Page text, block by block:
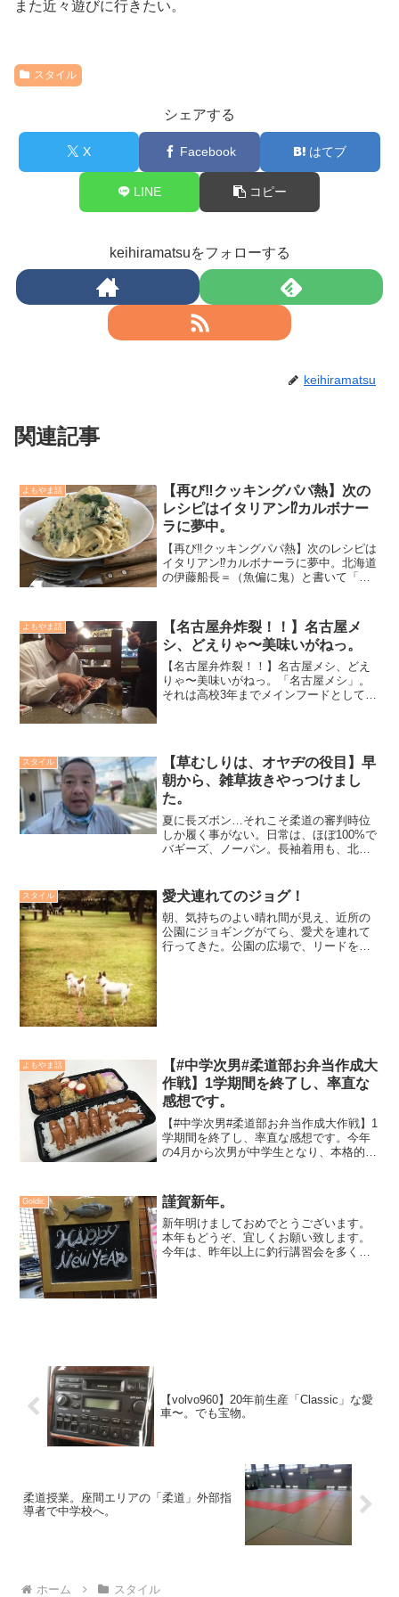
また近々遊びに行きたい。
スタイル
シェアする
X Facebook はてブ
LINE コピー
keihiramatsuをフォローする
keihiramatsu
関連記事
よもやま話
【再び‼️クッキングパパ熱】次の
レシピはイタリアン⁉️カルボナー
ラに夢中。
【再び‼️クッキングパパ熱】次のレシピは
イタリアン⁉️カルボナーラに夢中。北海道
の伊藤船長＝（魚偏に鬼）と書いて「イ
ラの具材で使ってみて」と教えてもら
い、夏に一度カルボ...
よもやま話
【名古屋弁炸裂！！】名古屋メ
シ、どえりゃ〜美味いがねっ。
【名古屋弁炸裂！！】名古屋メシ、どえ
りゃ〜美味いがねっ。「名古屋メシ」。
それは高校3年までメインフードとして私
るが、今回は「名古屋メ...
スタイル
【草むしりは、オヤヂの役目】早
朝から、雑草抜きやっつけまし
た。
夏に長ズボン…それこそ柔道の審判時位
しか履く事がない。日常は、ほぼ100%で
バギーズ、ノーパン。長袖着用も、北海
ードになった時点で汗が額を覆うのだ。
スタイル 愛犬連れてのジョグ！
朝、気持ちのよい晴れ間が見え、近所の
公園にジョギングがてら、愛犬を連れて
行ってきた。公園の広場で、リードを伸
よもやま話
【#中学次男#柔道部お弁当作成大
作戦】1学期間を終了し、率直な
感想です。
【#中学次男#柔道部お弁当作成大作戦】1
学期間を終了し、率直な感想です。今年
の4月から次男が中学生となり、本格的に
ではバランスの取れた給食をお腹いっぱ
い食べ、それなりに...
Goldic 謹賀新年。
新年明けましておめでとうございます。
本年もどうぞ、宜しくお願い致します。
今年は、昨年以上に釣行講習会を多く組
【volvo960】20年前生産「Classic」な愛
車〜。でも宝物。
柔道授業。座間エリアの「柔道」外部指
導者で中学校へ。
ホーム スタイル